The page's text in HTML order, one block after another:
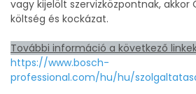
vagy kijelölt szervizközpontnak, akkor
költség és kockázat.
További információ a következő
https://www.bosch-
professional.com/hu/hu/